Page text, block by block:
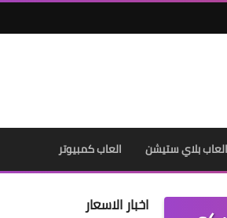
العاب بلاي ستيشن العاب كمبيوتر
اخبار الاسعار